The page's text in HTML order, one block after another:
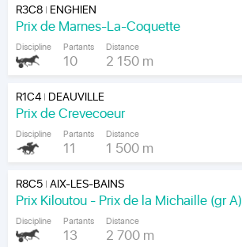
R3C8| ENGHIEN
Prix de Marnes-La-Coquette
Discipline Partants
10
Distance
2 150 m
R1C4| DEAUVILLE
Prix de Crevecoeur
Discipline Partants
11
Distance
1 500 m
R8C5|AIX-LES-BAINS
Prix Kiloutou - Prix de la Michaille (gr A)
Discipline Partants
13
Distance
2 700 m